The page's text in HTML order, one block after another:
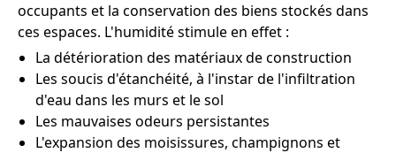
occupants et la conservation des biens stockés dans
ces espaces. L'humidité stimule en effet :
La détérioration des matériaux de construction
Les soucis d'étanchéité, à l'instar de l'infiltration
d'eau dans les murs et le sol
Les mauvaises odeurs persistantes
L'expansion des moisissures, champignons et